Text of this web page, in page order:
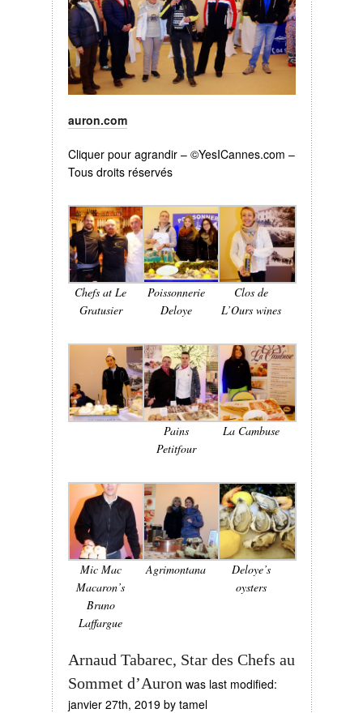
auron.com
Cliquer pour agrandir – ©YesICannes.com –
Tous droits réservés
Chefs at Le
Gratusier
Poissonnerie
Deloye
Clos de
L’Ours wines
Pains
Petitfour
La Cambuse
Mic Mac
Macaron’s
Bruno
Laffargue
Agrimontana
Deloye’s
oysters
Arnaud Tabarec, Star des Chefs au
Sommet d’Auron was last modified:
janvier 27th, 2019by tamel